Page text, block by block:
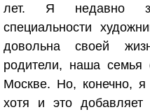
лет. Я недавно
специальности
довольна своей
родители, наша
Москве. Но, конечно,
хотя и это